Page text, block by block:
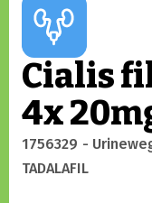
Cialis
4x
1756329 -
TADALAFIL